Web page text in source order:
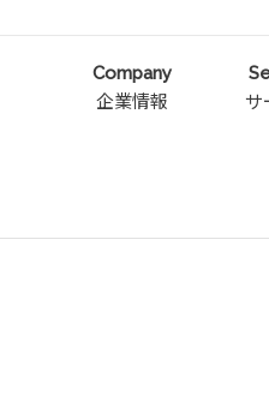
Company
企業情報
サ